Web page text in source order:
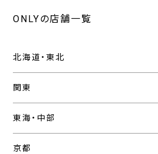
ONLYの店舗一覧
北海道・東北
関東
東海・中部
京都